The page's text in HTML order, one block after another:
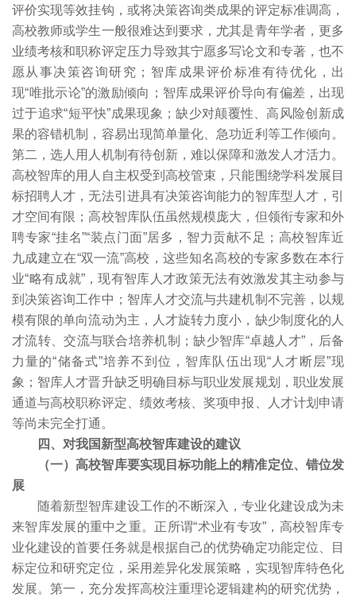
评价实现等效挂钩，或将决策咨询类成果的评定标准调高，
高校教师或学生一般很难达到要求，尤其是青年学者，更多
业绩考核和职称评定压力导致其宁愿多写论文和专著，也不
愿从事决策咨询研究；智库成果评价标准有待优化，出
现“唯批示论”的激励倾向；智库成果评价导向有偏差，出现
过于追求“短平快”成果现象；缺少对颠覆性、高风险创新成
果的容错机制，容易出现简单量化、急功近利等工作倾向。
第二，选人用人机制有待创新，难以保障和激发人才活力。
高校智库的用人自主权受到高校管束，只能围绕学科发展目
标招聘人才，无法引进具有决策咨询能力的智库型人才，引
才空间有限；高校智库队伍虽然规模庞大，但领衔专家和外
聘专家“挂名”“装点门面”居多，智力贡献不足；高校智库近
九成建立在“双一流”高校，这些知名高校的专家多数在本行
业“略有成就”，现有智库人才政策无法有效激发其主动参与
到决策咨询工作中；智库人才交流与共建机制不完善，以规
模有限的单向流动为主，人才旋转力度小，缺少制度化的人
才流转、交流与联合培养机制；缺少智库“卓越人才”，后备
力量的“储备式”培养不到位，智库队伍出现“人才断层”现
象；智库人才晋升缺乏明确目标与职业发展规划，职业发展
通道与高校职称评定、绩效考核、奖项申报、人才计划申请
等尚未完全打通。
四、对我国新型高校智库建设的建议
（一）高校智库要实现目标功能上的精准定位、错位发
展
随着新型智库建设工作的不断深入，专业化建设成为未
来智库发展的重中之重。正所谓“术业有专攻”，高校智库专
业化建设的首要任务就是根据自己的优势确定功能定位、目
标定位和研究定位，采用差异化发展策略，实现智库特色化
发展。第一，充分发挥高校注重理论逻辑建构的研究优势，